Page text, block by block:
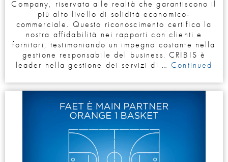
Company, riservata alle realtà che garantiscono il
più alto livello di solidità economico-
commerciale. Questo riconoscimento certifica la
nostra affidabilità nei rapporti con clienti e
fornitori, testimoniando un impegno costante nella
gestione responsabile del business. CRIBIS è
leader nella gestione dei servizi di …Continued